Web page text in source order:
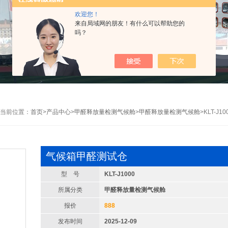
欢迎您！
来自局域网的朋友！有什么可以帮助您的
吗？
当前位置： 首页>产品中心>甲醛释放量检测气候舱>甲醛释放量检测气候舱>KLT-
气候箱甲醛测试仓
型 号 KLT-J1000
所属分类 甲醛释放量检测气候舱
报价 888
发布时间 2025-12-09